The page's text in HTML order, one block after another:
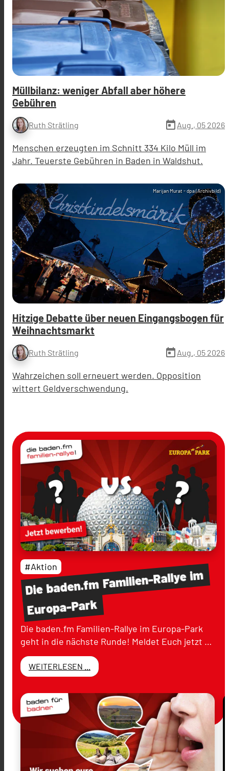
Müllbilanz: weniger Abfall aber höhere
Gebühren
Ruth Strätling today Aug., 05 2026
Menschen erzeugten im Schnitt 334 Kilo Müll im
Jahr. Teuerste Gebühren in Baden in Waldshut.
Marijan Murat - dpa (Archivbild)
Hitzige Debatte über neuen Eingangsbogen für
Weihnachtsmarkt
Ruth Strätling today Aug., 05 2026
Wahrzeichen soll erneuert werden. Opposition
wittert Geldverschwendung.
Diebaden.fmFamilien-Rallyeim
Europa-Park
#Aktion
Die baden.fm Familien-Rallye im Europa-Park
geht in die nächste Runde! Meldet Euch jetzt …
WEITERLESEN ...